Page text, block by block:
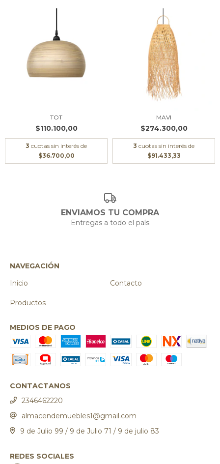
TOT
$110.100,00
3 cuotas sin interés de
$36.700,00
MAVI
$274.300,00
3 cuotas sin interés de
$91.433,33
ENVIAMOS TU COMPRA
Entregas a todo el país
NAVEGACIÓN
Inicio
Contacto
Productos
MEDIOS DE PAGO
CONTACTANOS
2346462220
almacendemuebles1@gmail.com
9 de Julio 99 / 9 de Julio 71 / 9 de julio 83
REDES SOCIALES